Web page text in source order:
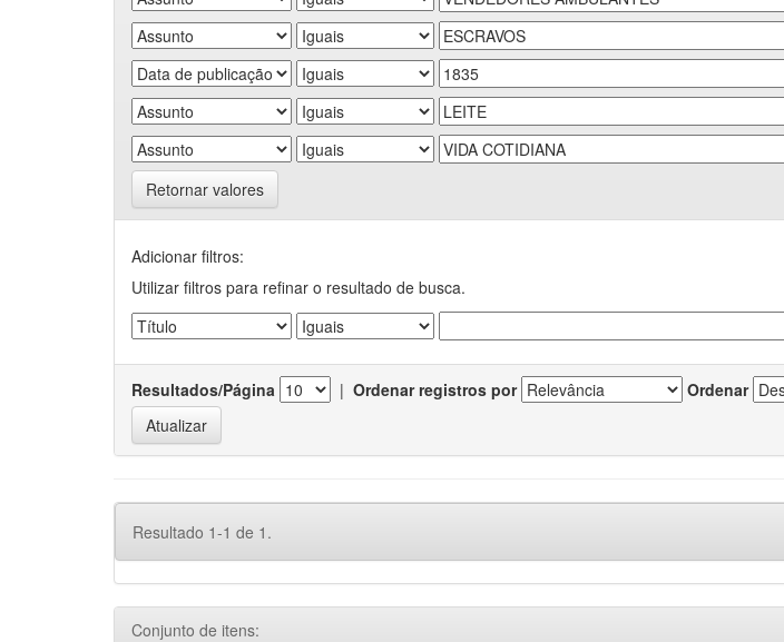
Retornar valores
Adicionar filtros:
Utilizar filtros para refinar o resultado de busca.
Resultados/Página | Ordenar registros por Ordenar
Resultado 1-1 de 1.
Conjunto de itens: